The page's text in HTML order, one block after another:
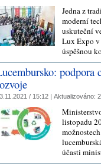
Jedna z
moderní
uskuteční
Lux Expo v
úspěšnou
/ 15:12 | Aktualizováno:
listopadu
účasti